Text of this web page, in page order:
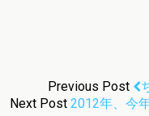
Previous Post
Next Post 2012年、今